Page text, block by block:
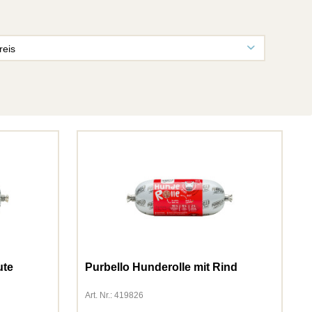
Purbello Hunderolle mit Rind
Art. Nr.: 419826